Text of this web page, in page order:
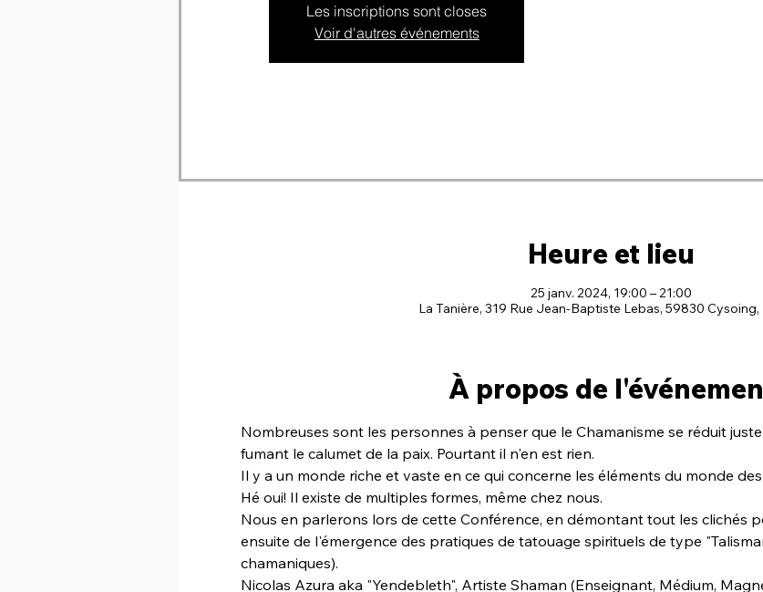
Les inscriptions sont closes
Voir d'autres événements
Heure et lieu
25 janv. 2024, 19:00 – 21:00
La Tanière, 319 Rue Jean-Baptiste Lebas, 59830 Cysoing,
À propos de
Nombreuses sont les personnes à penser que le Chamanisme se réduit
fumant le calumet de la paix. Pourtant il n'en est rien.
Il y a un monde riche et vaste en ce qui concerne les éléments du monde
Hé oui! Il existe de multiples formes, même chez nous.
Nous en parlerons lors de cette Conférence, en démontant tout les clichés
ensuite de l'émergence des pratiques de tatouage spirituels de type
chamaniques).
Nicolas Azura aka "Yendebleth", Artiste Shaman (Enseignant, Médium,